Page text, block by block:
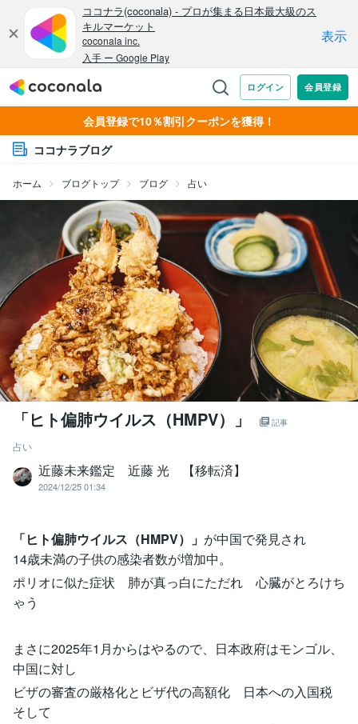
会員登録で10％割引クーポンを獲得！
ココナラブログ
ホーム ブログトップ ブログ 占い
「ヒト偏肺ウイルス（HMPV）」 記事
占い
近藤未来鑑定 近藤 光 【移転済】
2024/12/25 01:34
「ヒト偏肺ウイルス（HMPV）」 が中国で発見され
14歳未満の子供の感染者数が増加中。
ポリオに似た症状 肺が真っ白にただれ 心臓がとろけち
ゃう
まさに2025年1月からはやるので、日本政府はモンゴル、
中国に対し
ビザの審査の厳格化とビザ代の高額化 日本への入国税
そして